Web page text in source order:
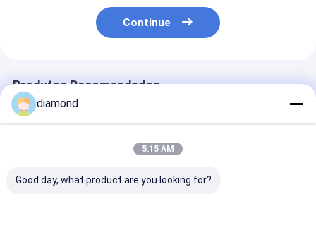
Continue
Produtos Recomendados
diamond
5:15 AM
Good day, what product are you looking for?